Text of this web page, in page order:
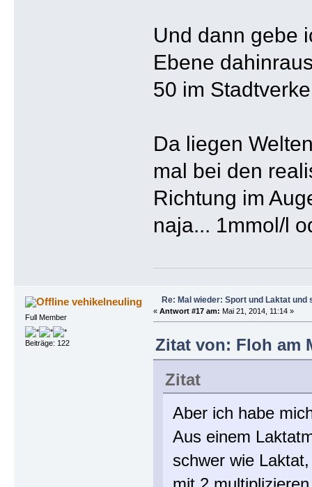
Und dann gebe
Ebene
50 im
Da liegen
mal bei den
Richtung im
naja... 1mmol/l
vehikelneuling
Full Member
Beiträge: 122
Re: Mal wieder: Sport und Laktat und
« Antwort #17 am: Mai 21, 2014, 11:14 »
Zitat von: Floh am
Zitat
Aber ich habe
Aus einem
schwer wie